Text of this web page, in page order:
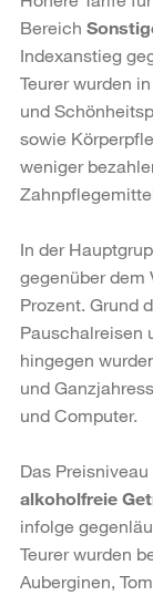
Bereich
Indexanstieg
Teurer wurden
und
sowie
weniger
In der
gegenüber dem
Prozent. Grund
Pauschalreisen
hingegen
und
und Computer.
Das
alkoholfreie
infolge
Teurer wurden
Auberginen,